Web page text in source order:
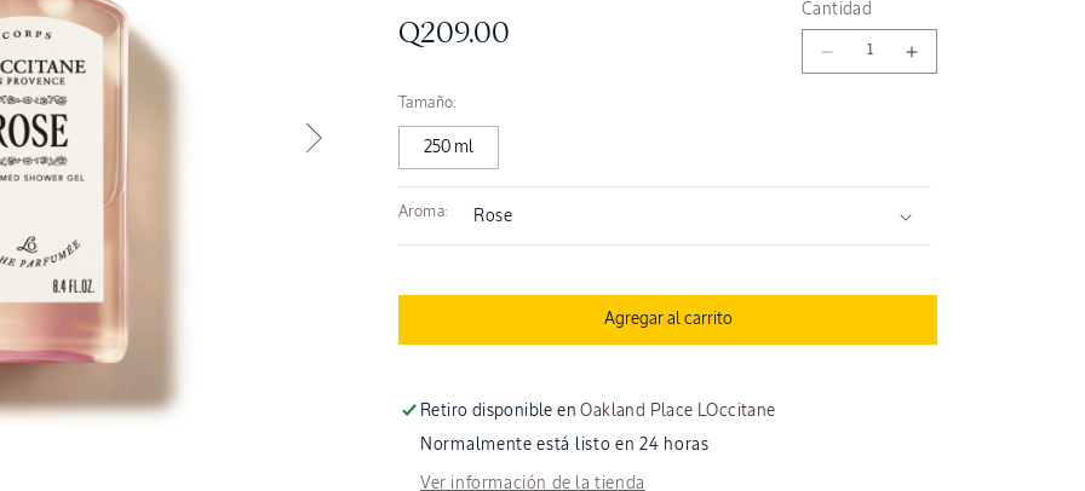
Precio
Q209.00
Cantidad
Reducir
ducha
Aumentar
ducha
Tamaño:
250 ml
Aroma:
Agregar al carrito
Retiro disponible enOakland Place LOccitane
Normalmente está listo en 24 horas
Ver información de la tienda